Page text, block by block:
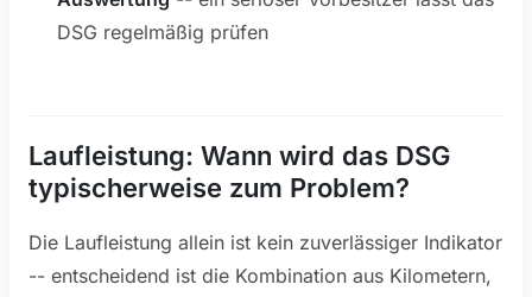
DSG regelmäßig prüfen
Laufleistung: Wann wird das DSG
typischerweise zum Problem?
Die Laufleistung allein ist kein zuverlässiger Indikator
-- entscheidend ist die Kombination aus Kilometern,